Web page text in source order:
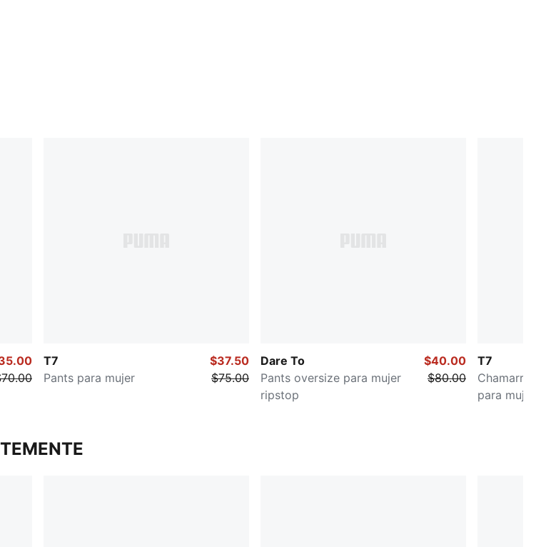
T7
Pants para mujer
$37.50
$75.00
Dare To
Pants oversize para mujer
ripstop
$40.00
$80.00
T7
Chamarra
para mujer